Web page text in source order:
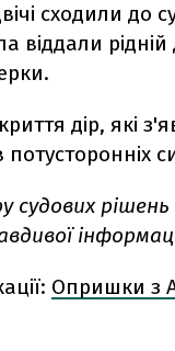
сходили до
віддали
дір, які
судових рішень
Опришки з